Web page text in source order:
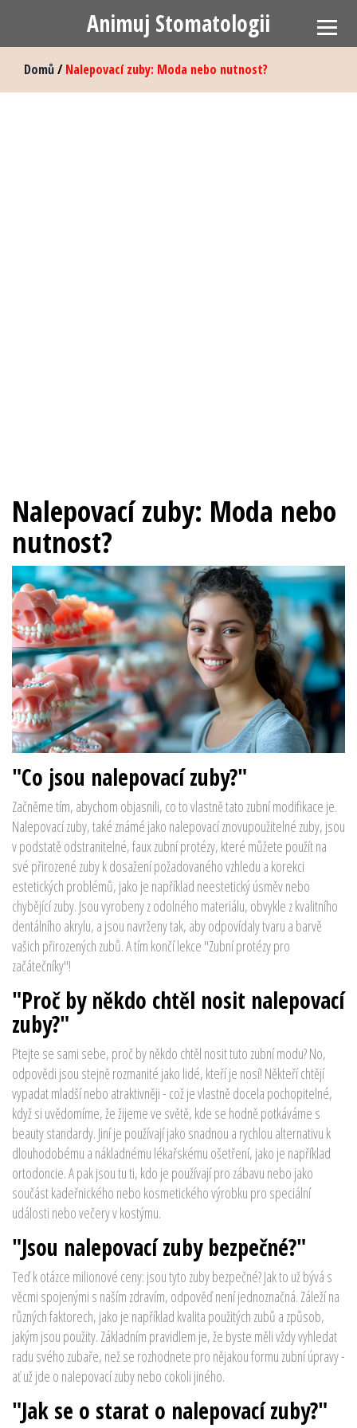
Animuj Stomatologii
Domů/Nalepovací zuby: Moda nebo nutnost?
Nalepovací zuby: Moda nebo
nutnost?
"Co jsou nalepovací zuby?"
Začněme tím, abychom objasnili, co to vlastně tato zubní modifikace je.
Nalepovací zuby, také známé jako nalepovací znovupoužitelné zuby, jsou
v podstatě odstranitelné, faux zubní protézy, které můžete použít na
své přirozené zuby k dosažení požadovaného vzhledu a korekci
estetických problémů, jako je například neestetický úsměv nebo
chybějící zuby. Jsou vyrobeny z odolného materiálu, obvykle z kvalitního
dentálního akrylu, a jsou navrženy tak, aby odpovídaly tvaru a barvě
vašich přirozených zubů. A tím končí lekce "Zubní protézy pro
začátečníky"!
"Proč by někdo chtěl nosit nalepovací
zuby?"
Ptejte se sami sebe, proč by někdo chtěl nosit tuto zubní modu? No,
odpovědi jsou stejně rozmanité jako lidé, kteří je nosí! Někteří chtějí
vypadat mladší nebo atraktivněji - což je vlastně docela pochopitelné,
když si uvědomíme, že žijeme ve světě, kde se hodně potkáváme s
beauty standardy. Jiní je používají jako snadnou a rychlou alternativu k
dlouhodobému a nákladnému lékařskému ošetření, jako je například
ortodoncie. A pak jsou tu ti, kdo je používají pro zábavu nebo jako
součást kadeřnického nebo kosmetického výrobku pro speciální
události nebo večery v kostýmu.
"Jsou nalepovací zuby bezpečné?"
Teď k otázce milionové ceny: jsou tyto zuby bezpečné? Jak to už bývá s
věcmi spojenými s naším zdravím, odpověď není jednoznačná. Záleží na
různých faktorech, jako je například kvalita použitých zubů a způsob,
jakým jsou použity. Základním pravidlem je, že byste měli vždy vyhledat
radu svého zubaře, než se rozhodnete pro nějakou formu zubní úpravy -
ať už jde o nalepovací zuby nebo cokoli jiného.
"Jak se o starat o nalepovací zuby?"